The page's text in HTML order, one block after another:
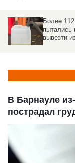
Более
пытались
вывезти
В Барнауле
пострадал